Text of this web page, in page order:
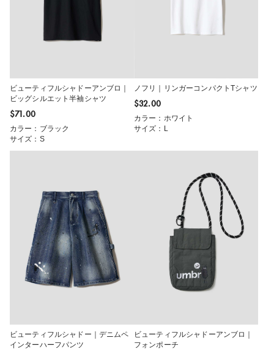
ビューティフルシャドーアンブロ｜
ビッグシルエット半袖シャツ
$‌71.00
カラー：ブラック
サイズ：S
ノフリ｜リンガーコンパクトTシャツ
$‌32.00
カラー：ホワイト
サイズ：L
ビューティフルシャドー｜デニムペ
インターハーフパンツ
ビューティフルシャドーアンブロ｜
フォンポーチ